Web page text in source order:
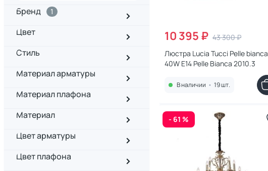
Бренд 1
Цвет
Стиль
Материал арматуры
Материал плафона
Материал
Цвет арматуры
Цвет плафона
10 395 ₽ 43 300 ₽
Люстра Lucia Tucci Pelle bianca
40W E14 Pelle Bianca 2010.3
В наличии • 19 шт.
- 61 %